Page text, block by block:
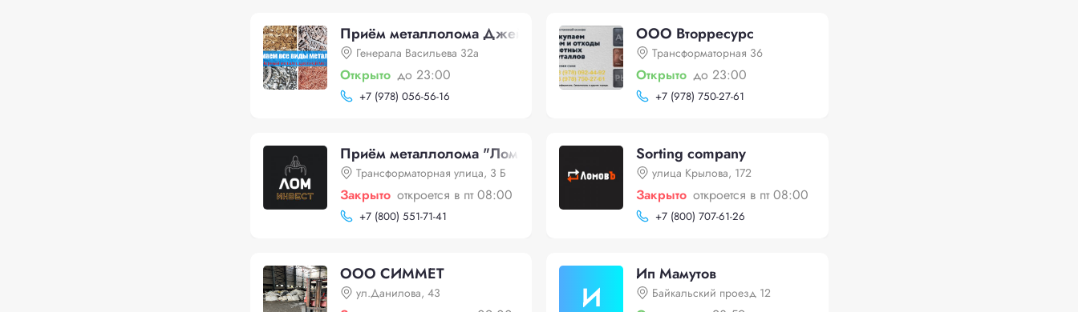
Приём металлолома Джейгрупп
Генерала Васильева 32а
Открыто до 23:00
+7 (978) 056-56-16
ООО Вторресурс
Трансформаторная 36
Открыто до 23:00
+7 (978) 750-27-61
Приём металлолома "Лом Инвест"
Трансформаторная улица, 3 Б
Закрыто откроется в пт 08:00
+7 (800) 551-71-41
Sorting company
улица Крылова, 172
Закрыто откроется в пт 08:00
+7 (800) 707-61-26
ООО СИММЕТ
ул.Данилова, 43 И
Ип Мамутов
Байкальский проезд 12